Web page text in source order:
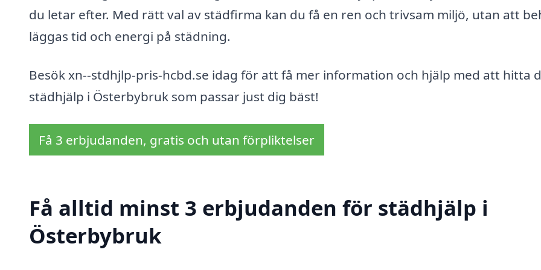
du letar efter. Med rätt val av städfirma kan du få en ren och trivsam miljö, utan att
läggas tid och energi på städning.
Besök xn--stdhjlp-pris-hcbd.se idag för att få mer information och hjälp med att hitta
städhjälp i Österbybruk som passar just dig bäst!
Få 3 erbjudanden, gratis och utan förpliktelser
Få alltid minst 3 erbjudanden för städhjälp i
Österbybruk